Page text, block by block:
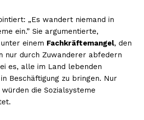
„Es wandert niemand in
ein.” Sie argumentierte,
einem Fachkräftemangel, den
nur durch Zuwanderer abfedern
es, alle im Land lebenden
Beschäftigung zu bringen. Nur
die Sozialsysteme